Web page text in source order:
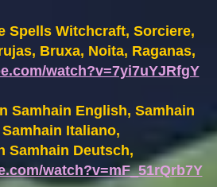
Spells Witchcraft, Sorciere,
Bruxa, Noita, Raganas,
watch?v=7yi7uYJRfgY
Samhain English, Samhain
Samhain Italiano,
Samhain Deutsch,
watch?v=mF_51rQrb7Y